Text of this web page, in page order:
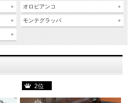
オロビアンコ
モンテグラッパ
2位